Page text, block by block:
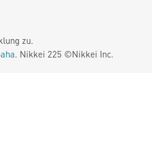
zu.
. Nikkei 225 ©Nikkei Inc.